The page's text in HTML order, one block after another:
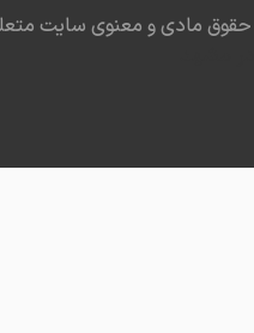
مادی و معنوی سایت